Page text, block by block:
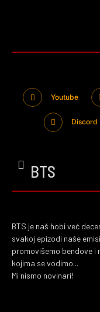
Youtube
Discord
BTS
BTS je naš hobi već
svakoj epizodi naše
promovišemo bendove
kojima se vodimo...
Mi nismo novinari!